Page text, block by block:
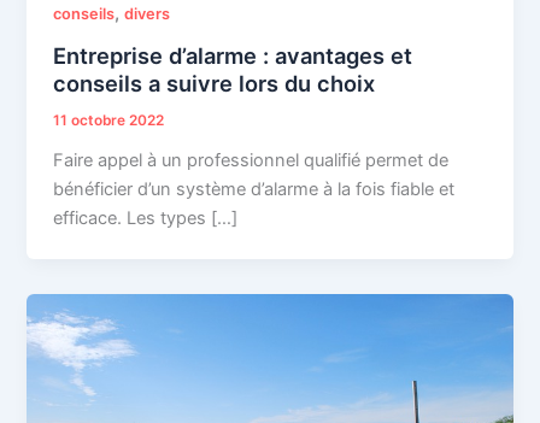
conseils,divers
Entreprise d’alarme : avantages et
conseils a suivre lors du choix
11 octobre 2022
Faire appel à un professionnel qualifié permet de
bénéficier d’un système d’alarme à la fois fiable et
efficace. Les types […]